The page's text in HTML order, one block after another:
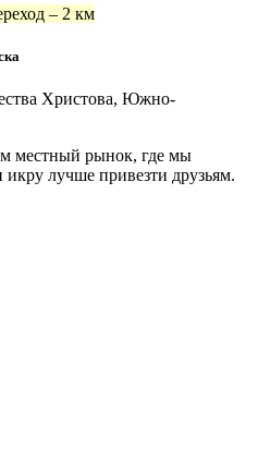
– 2 км
местный рынок, где мы
лучше привезти друзьям.